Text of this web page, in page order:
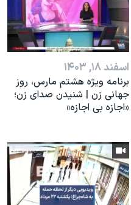
اسفند ۱۸, ۱۴۰۳
برنامه ویژه هشتم مارس، روز
جهانی زن | شنیدن صدای زن؛
«اجازه بی اجازه»